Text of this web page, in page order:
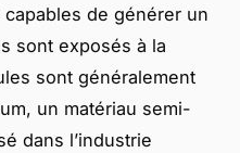
de générer un
sont exposés à la
sont généralement
un matériau semi-
dans l’industrie